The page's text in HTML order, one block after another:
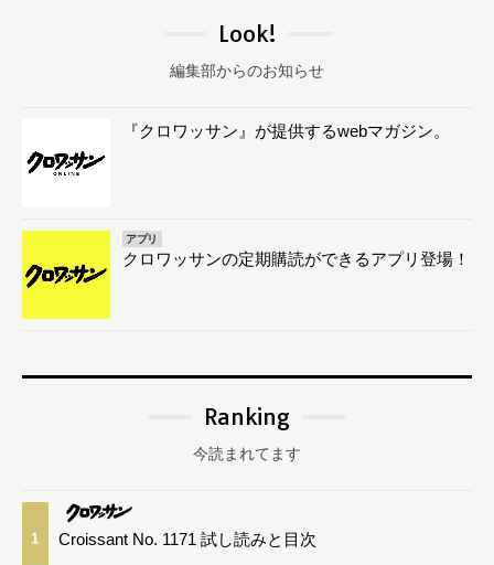
Look!
編集部からのお知らせ
『クロワッサン』が提供するwebマガジン。
アプリ
クロワッサンの定期購読ができるアプリ登場！
Ranking
今読まれてます
1 Croissant No. 1171 試し読みと目次